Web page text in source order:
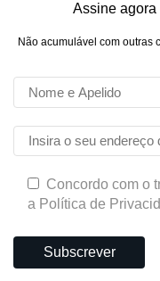
Assine agora
Não acumulável com outras
Concordo com o
a Política de